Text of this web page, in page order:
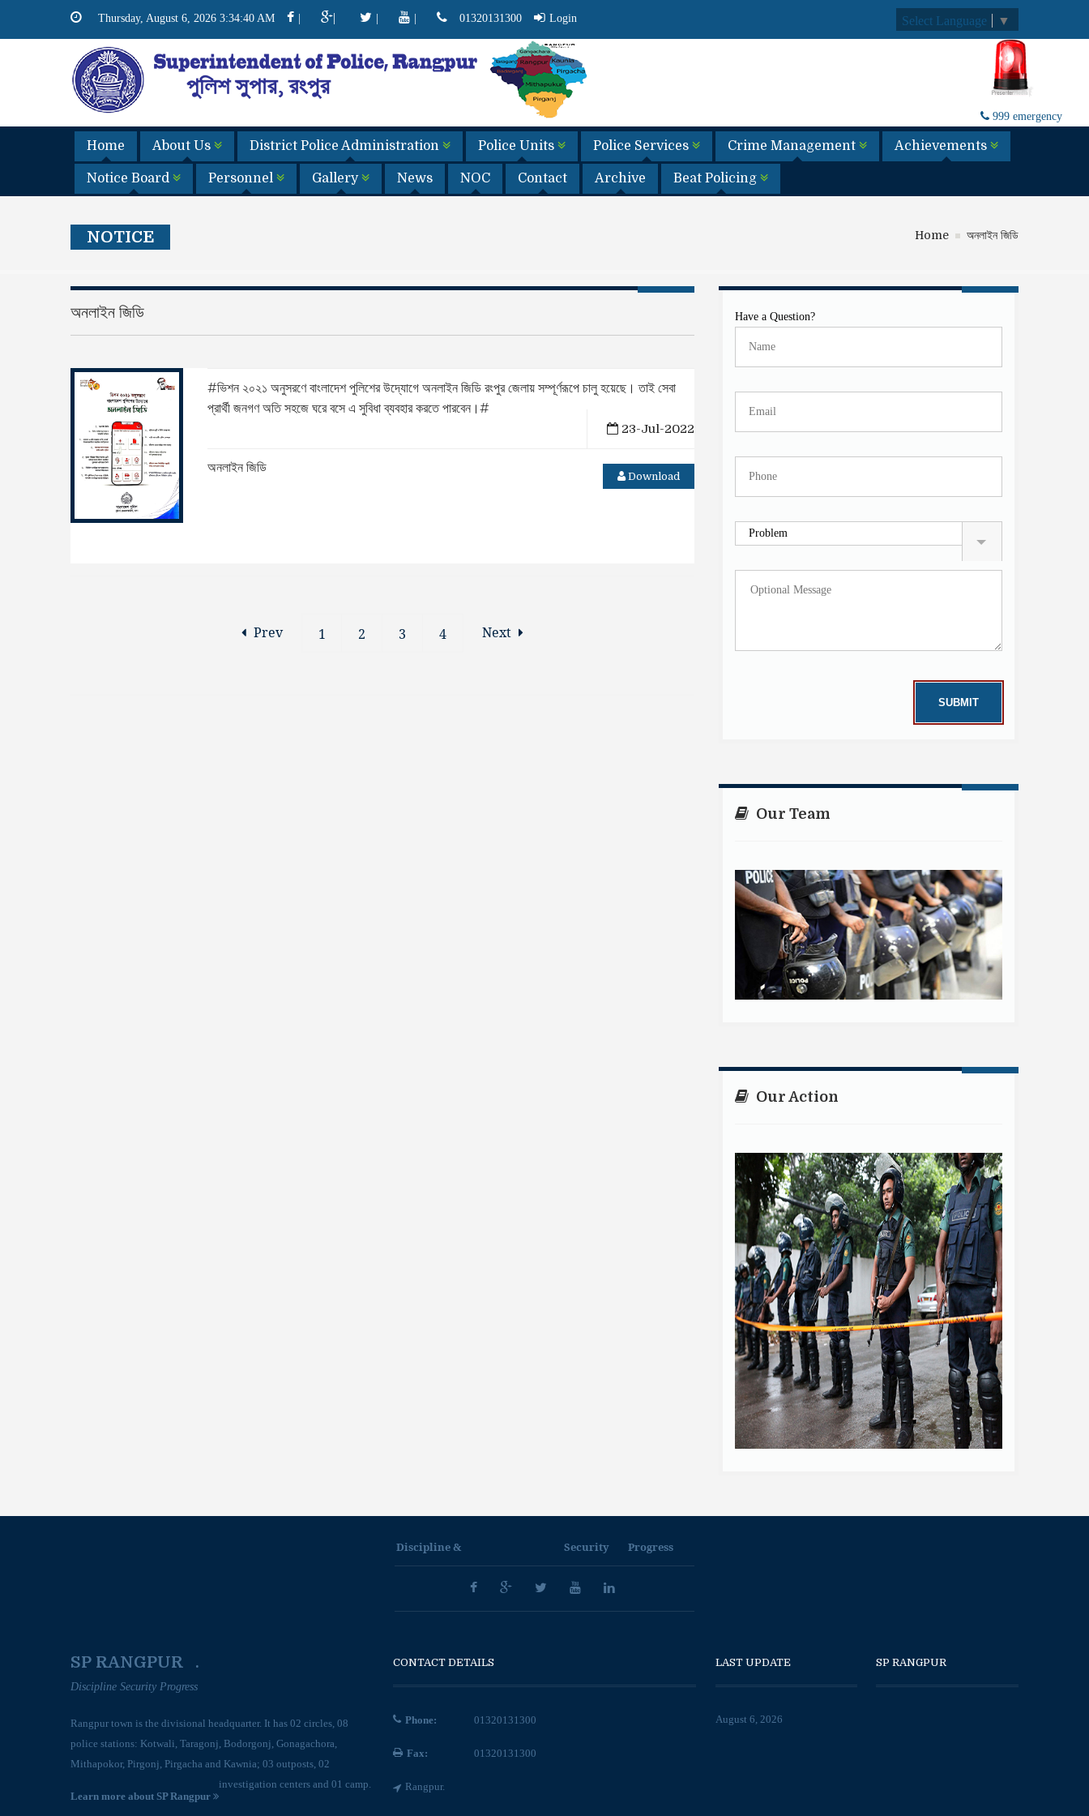
Thursday, August 6, 2026 3:34:41 AM | 01320131300 Login Select Language ▼
999 emergency
Home About Us District Police Administration Police Units Police Services Crime Management Achievements
Notice Board Personnel Gallery News NOC Contact Archive Beat Policing
NOTICE Home অনলাইন জিডি
অনলাইন জিডি
#ভিশন ২০২১ অনুসরণে বাংলাদেশ পুলিশের উদ্যোগে অনলাইন জিডি রংপুর জেলায় সম্পূর্ণরূপে চালু হয়েছে। তাই সেবা
প্রার্থী জনগণ অতি সহজে ঘরে বসে এ সুবিধা ব্যবহার করতে পারবেন।#
23-Jul-2022
অনলাইন জিডি
Download
Prev 1 2 3 4 Next
Have a Question?
Our Team
Our Action
Discipline & Security Progress
SP RANGPUR .
Discipline Security Progress
Rangpur town is the divisional headquarter. It has 02 circles, 08
police stations: Kotwali, Taragonj, Bodorgonj, Gonagachora,
Mithapokor, Pirgonj, Pirgacha and Kawnia; 03 outposts, 02
investigation centers and 01 camp.
Learn more about SP Rangpur
CONTACT DETAILS
Phone: 01320131300
Fax: 01320131300
Rangpur.
LAST UPDATE
August 6, 2026
SP RANGPUR